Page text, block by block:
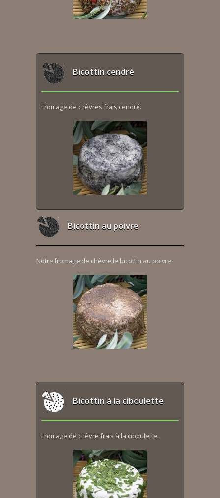
Bicottin cendré
Fromage de chèvres frais cendré.
Bicottin au poivre
Notre fromage de chèvre le bicottin au poivre.
Bicottin à la ciboulette
Fromage de chèvre frais à la ciboulette.